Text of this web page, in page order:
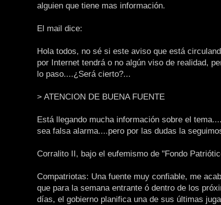
alguien que tiene mas información.
El mail dice:
Hola todos, no sé si este aviso que está
por Internet tendrá o no algún viso de realidad,
lo paso....¿Será cierto?...
> ATENCION DE BUENA FUENTE
Está llegando mucha información sobre el
sea falsa alarma....pero por las dudas la
Corralito II, bajo el eufemismo de "Fondo
Compatriotas: Una fuente muy confiable, me
que para la semana entrante ó dentro de los
días, el gobierno planifica una de sus últimas